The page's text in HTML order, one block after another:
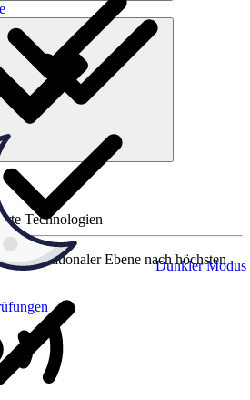
Dunkler Modus
Technologien
internationaler Ebene nach höchsten